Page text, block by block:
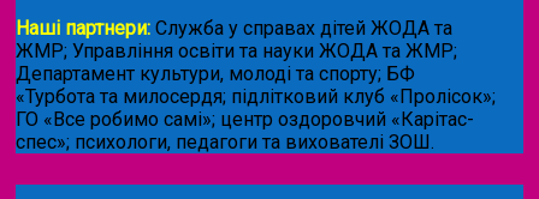
Наші партнери: Служба у справах дітей ЖОДА та
ЖМР; Управління освіти та науки ЖОДА та ЖМР;
Департамент культури, молоді та спорту; БФ
«Турбота та милосердя; підлітковий клуб «Пролісок»;
ГО «Все робимо самі»; центр оздоровчий «Карітас-
спес»; психологи, педагоги та вихователі ЗОШ.